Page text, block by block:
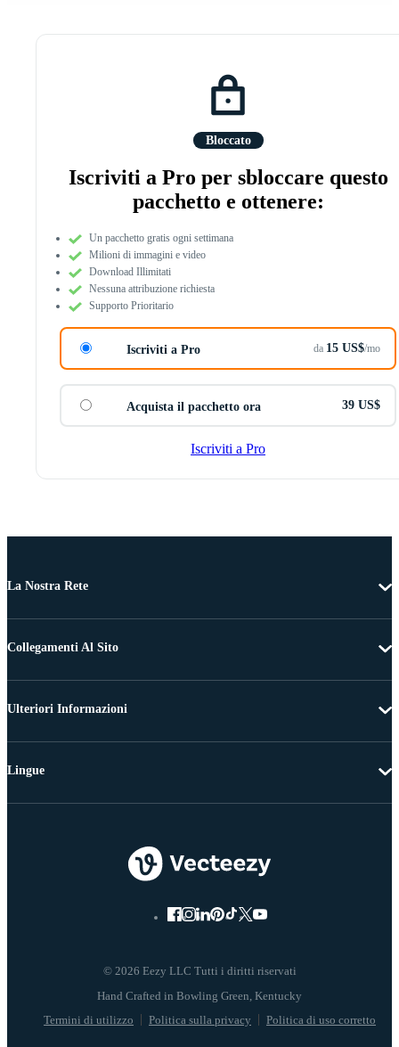
Bloccato
Iscriviti a Pro per sbloccare questo
pacchetto e ottenere:
Un pacchetto gratis ogni settimana
Milioni di immagini e video
Download Illimitati
Nessuna attribuzione richiesta
Supporto Prioritario
Iscriviti a Pro da 15 US$/mo
Acquista il pacchetto ora 39 US$
Iscriviti a Pro
La Nostra Rete
Collegamenti Al Sito
Ulteriori Informazioni
© 2026 Eezy LLC Tutti i diritti riservati
Termini di utilizzo Politica sulla privacy Politica di uso corretto
Lingue